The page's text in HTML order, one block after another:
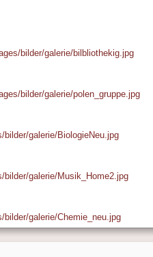
bilder/galerie/bilbliothekig.jpg
bilder/galerie/polen_gruppe.jpg
bilder/galerie/BiologieNeu.jpg
bilder/galerie/Musik_Home2.jpg
galerie/Chemie_neu.jpg